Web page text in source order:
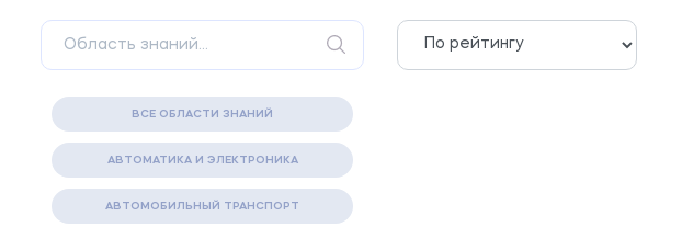
ВСЕ ОБЛАСТИ ЗНАНИЙ
АВТОМАТИКА И ЭЛЕКТРОНИКА
АВТОМОБИЛЬНЫЙ ТРАНСПОРТ